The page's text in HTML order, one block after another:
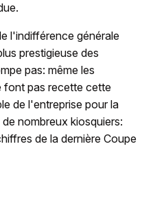
l'indifférence générale
prestigieuse des
pas: même les
font pas recette cette
de l'entreprise pour la
nombreux kiosquiers:
de la dernière Coupe